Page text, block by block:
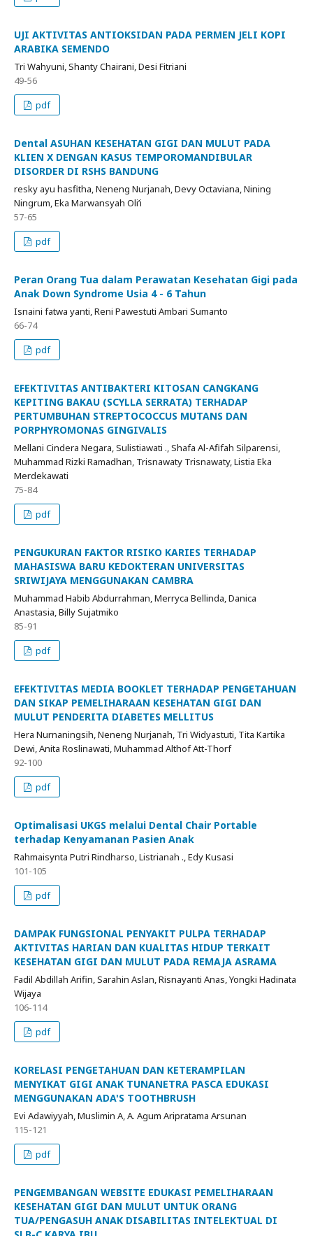
UJI AKTIVITAS ANTIOKSIDAN PADA PERMEN JELI KOPI
ARABIKA SEMENDO
Tri Wahyuni, Shanty Chairani, Desi Fitriani
49-56
pdf
Dental ASUHAN KESEHATAN GIGI DAN MULUT PADA
KLIEN X DENGAN KASUS TEMPOROMANDIBULAR
DISORDER DI RSHS BANDUNG
resky ayu hasfitha, Neneng Nurjanah, Devy Octaviana, Nining
Ningrum, Eka Marwansyah Oli’i
57-65
pdf
Peran Orang Tua dalam Perawatan Kesehatan Gigi pada
Anak Down Syndrome Usia 4 - 6 Tahun
Isnaini fatwa yanti, Reni Pawestuti Ambari Sumanto
66-74
pdf
EFEKTIVITAS ANTIBAKTERI KITOSAN CANGKANG
KEPITING BAKAU (SCYLLA SERRATA) TERHADAP
PERTUMBUHAN STREPTOCOCCUS MUTANS DAN
PORPHYROMONAS GINGIVALIS
Mellani Cindera Negara, Sulistiawati ., Shafa Al-Afifah Silparensi,
Muhammad Rizki Ramadhan, Trisnawaty Trisnawaty, Listia Eka
Merdekawati
75-84
pdf
PENGUKURAN FAKTOR RISIKO KARIES TERHADAP
MAHASISWA BARU KEDOKTERAN UNIVERSITAS
SRIWIJAYA MENGGUNAKAN CAMBRA
Muhammad Habib Abdurrahman, Merryca Bellinda, Danica
Anastasia, Billy Sujatmiko
85-91
pdf
EFEKTIVITAS MEDIA BOOKLET TERHADAP PENGETAHUAN
DAN SIKAP PEMELIHARAAN KESEHATAN GIGI DAN
MULUT PENDERITA DIABETES MELLITUS
Hera Nurnaningsih, Neneng Nurjanah, Tri Widyastuti, Tita Kartika
Dewi, Anita Roslinawati, Muhammad Althof Att-Thorf
92-100
pdf
Optimalisasi UKGS melalui Dental Chair Portable
terhadap Kenyamanan Pasien Anak
Rahmaisynta Putri Rindharso, Listrianah ., Edy Kusasi
101-105
pdf
DAMPAK FUNGSIONAL PENYAKIT PULPA TERHADAP
AKTIVITAS HARIAN DAN KUALITAS HIDUP TERKAIT
KESEHATAN GIGI DAN MULUT PADA REMAJA ASRAMA
Fadil Abdillah Arifin, Sarahin Aslan, Risnayanti Anas, Yongki Hadinata
Wijaya
106-114
pdf
KORELASI PENGETAHUAN DAN KETERAMPILAN
MENYIKAT GIGI ANAK TUNANETRA PASCA EDUKASI
MENGGUNAKAN ADA'S TOOTHBRUSH
Evi Adawiyyah, Muslimin A, A. Agum Aripratama Arsunan
115-121
pdf
PENGEMBANGAN WEBSITE EDUKASI PEMELIHARAAN
KESEHATAN GIGI DAN MULUT UNTUK ORANG
TUA/PENGASUH ANAK DISABILITAS INTELEKTUAL DI